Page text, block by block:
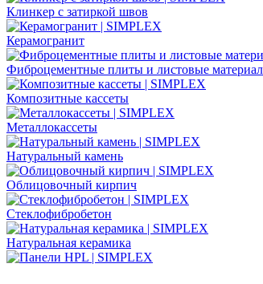
Клинкер с затиркой швов
Керамогранит
Фиброцементные плиты и листовые
Композитные кассеты
Металлокассеты
Натуральный камень
Облицовочный кирпич
Стеклофибробетон
Натуральная керамика